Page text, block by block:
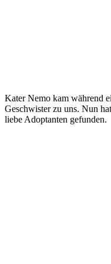
Kater Nemo kam während
Geschwister zu uns. Nun
liebe Adoptanten gefunden.